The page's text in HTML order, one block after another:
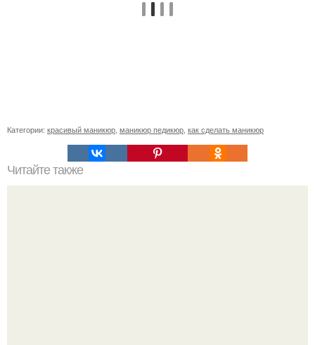
Категории: красивый маникюр, маникюр педикюр, как сделать маникюр
Читайте также